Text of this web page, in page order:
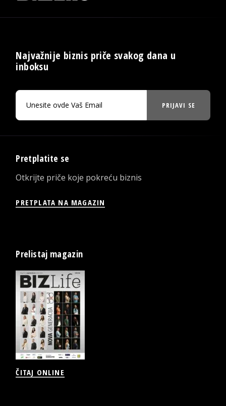
Najvažnije biznis priče svakog dana u
inboksu
PRIJAVI SE
Pretplatite se
Otkrijte priče koje pokreću biznis
PRETPLATA NA MAGAZIN
Prelistaj magazin
ČITAJ ONLINE